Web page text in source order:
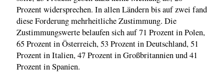
Prozent widersprechen. In allen Ländern bis auf zwei fand
diese Forderung mehrheitliche Zustimmung. Die
Zustimmungswerte belaufen sich auf 71 Prozent in Polen,
65 Prozent in Österreich, 53 Prozent in Deutschland, 51
Prozent in Italien, 47 Prozent in Großbritannien und 41
Prozent in Spanien.